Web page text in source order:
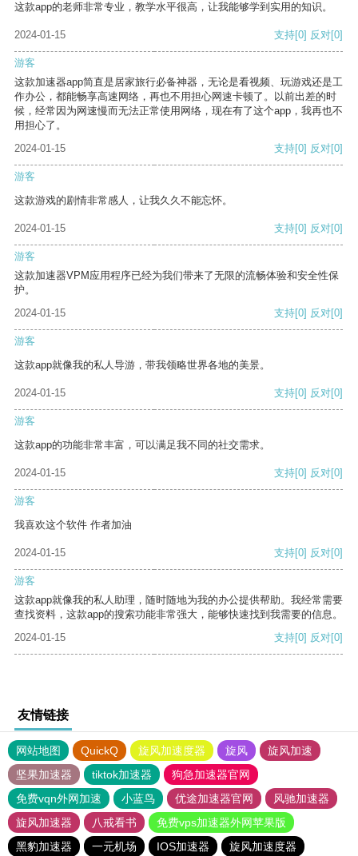
这款app的老师非常专业，教学水平很高，让我能够学到实用的知识。
2024-01-15 支持[0] 反对[0]
游客
这款加速器app简直是居家旅行必备神器，无论是看视频、玩游戏还是工
作办公，都能畅享高速网络，再也不用担心网速卡顿了。以前出差的时
候，经常因为网速慢而无法正常使用网络，现在有了这个app，我再也不
用担心了。
2024-01-15
支持[0] 反对[0]
游客
这款游戏的剧情非常感人，让我久久不能忘怀。
2024-01-15 支持[0] 反对[0]
游客
这款加速器VPM应用程序已经为我们带来了无限的流畅体验和安全性保
护。
2024-01-15
支持[0] 反对[0]
游客
这款app就像我的私人导游，带我领略世界各地的美景。
2024-01-15 支持[0] 反对[0]
游客
这款app的功能非常丰富，可以满足我不同的社交需求。
2024-01-15 支持[0] 反对[0]
游客
我喜欢这个软件 作者加油
2024-01-15 支持[0] 反对[0]
游客
这款app就像我的私人助理，随时随地为我的办公提供帮助。我经常需要
查找资料，这款app的搜索功能非常强大，能够快速找到我需要的信息。
2024-01-15
支持[0] 反对[0]
友情链接
网站地图 QuickQ 旋风加速度器 旋风
旋风加速
坚果加速器
tiktok加速器
狗急加速器官网
免费vqn外网加速
小蓝鸟 优途加速器官网
风驰加速器
旋风加速器
八戒看书
免费vps加速器外网苹果版
黑豹加速器
一元机场 IOS加速器 旋风加速度器